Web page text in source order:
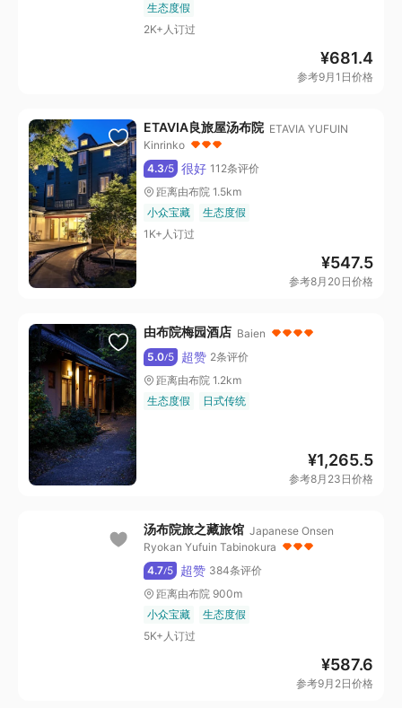
生态度假
2K+人订过
¥681.4
参考9月1日价格
ETAVIA良旅屋汤布院 ETAVIA YUFUIN
Kinrinko
4.3/5 很好 112条评价
距离由布院 1.5km
小众宝藏
生态度假
1K+人订过
¥547.5
参考8月20日价格
由布院梅园酒店 Baien
5.0/5 超赞 2条评价
距离由布院 1.2km
生态度假
日式传统
¥1,265.5
参考8月23日价格
汤布院旅之藏旅馆 Japanese Onsen
Ryokan Yufuin Tabinokura
4.7/5 超赞 384条评价
距离由布院 900m
小众宝藏
生态度假
5K+人订过
¥587.6
参考9月2日价格